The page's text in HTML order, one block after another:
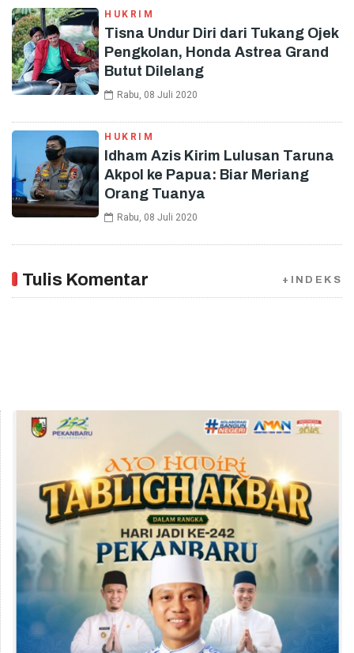
HUKRIM
Tisna Undur Diri dari Tukang Ojek
Pengkolan, Honda Astrea Grand
Butut Dilelang
Rabu, 08 Juli 2020
HUKRIM
Idham Azis Kirim Lulusan Taruna
Akpol ke Papua: Biar Meriang
Orang Tuanya
Rabu, 08 Juli 2020
Tulis Komentar +INDEKS